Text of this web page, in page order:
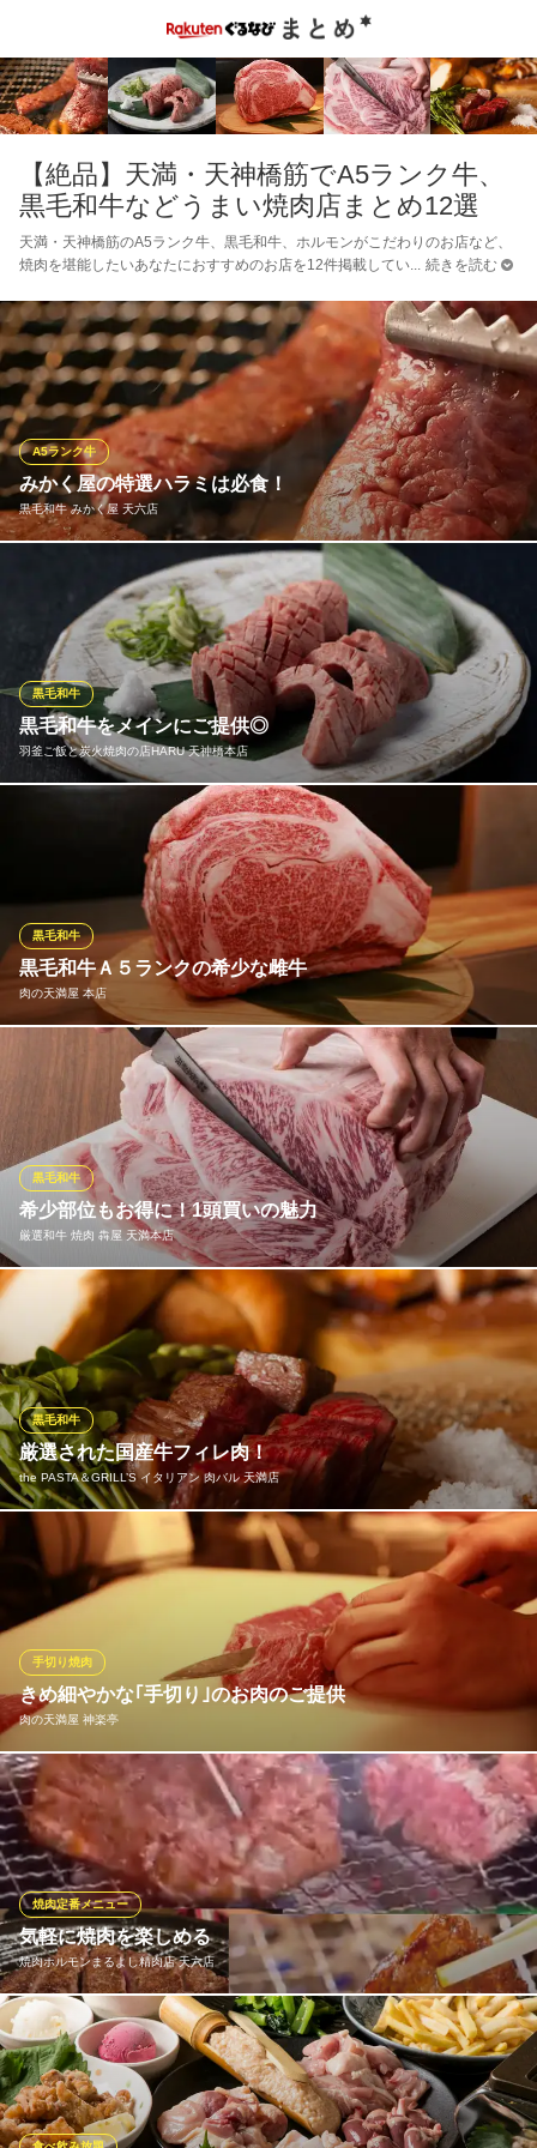
【絶品】天満・天神橋筋でA5ランク牛、
黒毛和牛などうまい焼肉店まとめ12選
天満・天神橋筋のA5ランク牛、黒毛和牛、ホルモンがこだわりのお店など、
焼肉を堪能したいあなたにおすすめのお店を12件掲載してい
続きを読む
みかく屋の特選ハラミは必食！
黒毛和牛 みかく屋 天六店
A5ランク牛
佐賀牛を中心に熊本和王・大分豊後牛・宮崎牛など、九州産トッ
プブランドのお肉をご用意しました！みかく屋のお肉は赤身が強
く、ほどよいサシがあり、上質な甘み、奥深い旨みが口いっぱい
に広がります！とことんこだわってご用意したお肉は、お口の中
でとろけること間違いなし！ぜひご賞味ください！
黒毛和牛 みかく屋 天六店
黒毛和牛A5ランク使用
大阪メトロ谷町線天神橋筋六丁目駅 徒歩1分
大阪府大阪市北区浪花町13-31
黒毛和牛をメインにご提供◎
羽釜ご飯と炭火焼肉の店HARU 天神橋本店
黒毛和牛
黒毛和牛をメインに厳選したこだわりのお肉を提供！仕入れにこ
だわりを持つHARUだからこそできる、リーズナブルなお肉の提
供。どれも絶品ですが、上塩タンと上ハラミがおすすめ！じゅわ
っと口の中で広がる上質な旨味と圧倒的コスパにあなたも驚くは
ず。一度ご賞味あれ！
羽釜ご飯と炭火焼肉の店HARU 天神橋本店
精肉店厳選の和牛と羽釜
阪急千里線天神橋筋六丁目駅 徒歩7分
大阪府大阪市北区本庄東2-3-31
黒毛和牛Ａ５ランクの希少な雌牛
肉の天満屋 本店
黒毛和牛
【希少なA5ランク未経産牛使用】黒毛和牛A5ランク雌の未経産牛
を使用しております。未経産牛とは、市場で10％しか出回ってい
ないと言われている希少価値の高い和牛で、融点が低く柔らかい
肉質が特徴です。高級牛をリーズナブルな価格でご堪能いただけ
ます。
肉の天満屋 本店
A5ランク黒毛和牛焼肉
阪急千里線天神橋筋六丁目駅 徒歩2分
大阪府大阪市北区国分寺2-2-17
希少部位もお得に！1頭買いの魅力
厳選和牛 焼肉 犇屋 天満本店
黒毛和牛
鹿児島県のざき牧場の『のざき牛』をはじめ、全国各地からA4ラ
ンク以上の黒毛和牛を目利きが厳選し、1頭買いしております。1
頭買いだからこそ、高品質なお肉をリーズナブルな価格でお楽し
みいただけるのも魅力。お肉は熟練の職人が培った技術を活か
し、部位ごとに一番美味しい状態で丁寧に切り分けてご提供いた
します。
厳選和牛 焼肉 犇屋 天満本店
コスパ抜群A4黒毛和牛
大阪メトロ谷町線天神橋筋六丁目駅 徒歩3分
大阪府大阪市北区池田町17-5
厳選された国産牛フィレ肉！
the PASTA＆GRILL’S イタリアン 肉バル 天満店
黒毛和牛
当店ではA5ランクの黒毛和牛をさまざまな都道府県から厳選し、
良質なお肉を仕入れております。中でも上州牛シャトーブリアン
は、脂身と赤みのサシの入り具合が絶妙で、甘みと旨味を楽しめ
るお肉となっています♪
the PASTA＆GRILL’S イタリアン 肉バル 天満店
インボイス対応
大阪府大阪市北区天神橋4-2-8
きめ細やかな｢手切り｣のお肉のご提供
肉の天満屋 神楽亭
手切り焼肉
肉の天満屋では、肉の処理をすべて手作業で行っております。機
械に比べて手間も時間もかかり、技術も必要ですが、手切りをす
ることで細かい筋や脂を機械よりも綺麗に取り除くことができま
す。また、それぞれのお肉に合わせた切り方ができるので、食べ
やすいお肉をご提供することができます。
肉の天満屋 神楽亭
A5ランク黒毛和牛焼肉
ＪＲ大阪環状線天満駅 徒歩2分
大阪府大阪市北区天神橋4-11-10
気軽に焼肉を楽しめる
焼肉ホルモンまるよし精肉店 天六店
焼肉定番メニュー
リーズナブルな値段設定で、たくさん食べて！たくさん飲んで！
おひとりでも、もちろんファミリーでのご利用も！
焼肉ホルモンまるよし精肉店 天六店
焼肉